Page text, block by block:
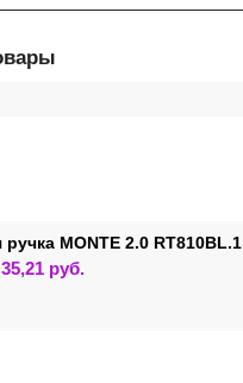
MONTE 2.0 RT810BL.1
35,21 руб.